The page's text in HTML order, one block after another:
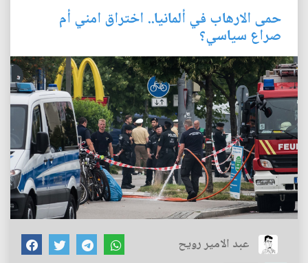
حمى الارهاب في ألمانيا.. اختراق امني أم
صراع سياسي؟
عبد الامير رويح